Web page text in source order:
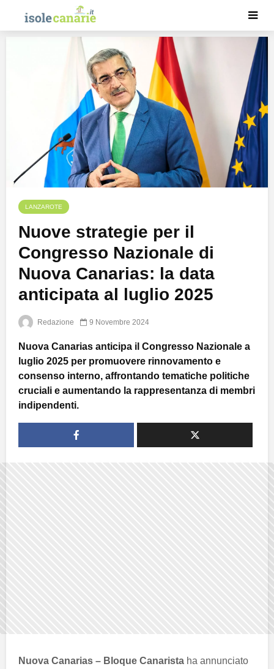
LANZAROTE
Nuove strategie per il
Congresso Nazionale di
Nuova Canarias: la data
anticipata al luglio 2025
Redazione 9 Novembre 2024
Nuova Canarias anticipa il Congresso Nazionale a
luglio 2025 per promuovere rinnovamento e
consenso interno, affrontando tematiche politiche
cruciali e aumentando la rappresentanza di membri
indipendenti.
Nuova Canarias – Bloque Canarista ha annunciato